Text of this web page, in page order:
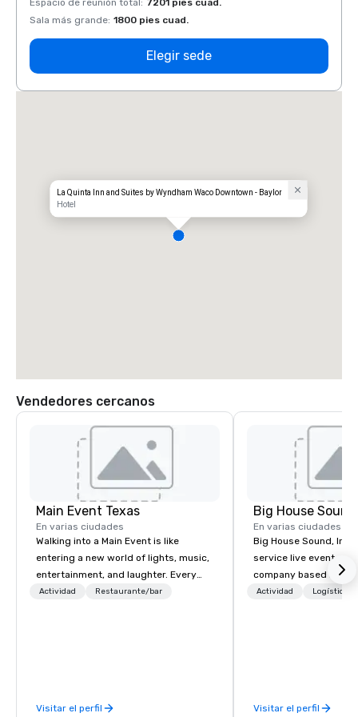
Espacio de reunión total : 7201 pies cuad.
Sala más grande: 1800 pies cuad.
Elegir sede
La Quinta Inn and Suites by Wyndham Waco Downtown - Baylor
Hotel
Vendedores cercanos
Main Event Texas
En varias ciudades
Walking into a Main Event is like
entering a new world of lights, music,
entertainment, and laughter. Every
Guest is greeted by the genuine,
life our chef-inspired meals, full-
Actividad Restaurante/bar
Visitar el perfil
Big House
En varias ciudades
Big House Sound, Inc.
service live event
company based in
delivering
understands how to
Actividad Logística/
Visitar el perfil